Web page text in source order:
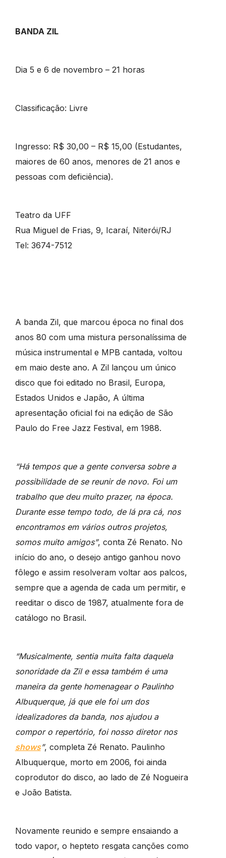
BANDA ZIL
Dia 5 e 6 de novembro – 21 horas
Classificação: Livre
Ingresso: R$ 30,00 – R$ 15,00 (Estudantes,
maiores de 60 anos, menores de 21 anos e
pessoas com deficiência).
Teatro da UFF
Rua Miguel de Frias, 9, Icaraí, Niterói/RJ
Tel: 3674-7512
A banda Zil, que marcou época no final dos
anos 80 com uma mistura personalíssima de
música instrumental e MPB cantada, voltou
em maio deste ano. A Zil lançou um único
disco que foi editado no Brasil, Europa,
Estados Unidos e Japão, A última
apresentação oficial foi na edição de São
Paulo do Free Jazz Festival, em 1988.
“Há tempos que a gente conversa sobre a
possibilidade de se reunir de novo. Foi um
trabalho que deu muito prazer, na época.
Durante esse tempo todo, de lá pra cá, nos
encontramos em vários outros projetos,
somos muito amigos”, conta Zé Renato. No
início do ano, o desejo antigo ganhou novo
fôlego e assim resolveram voltar aos palcos,
sempre que a agenda de cada um permitir, e
reeditar o disco de 1987, atualmente fora de
catálogo no Brasil.
“Musicalmente, sentia muita falta daquela
sonoridade da Zil e essa também é uma
maneira da gente homenagear o Paulinho
Albuquerque, já que ele foi um dos
idealizadores da banda, nos ajudou a
compor o repertório, foi nosso diretor nos
shows”, completa Zé Renato. Paulinho
Albuquerque, morto em 2006, foi ainda
coprodutor do disco, ao lado de Zé Nogueira
e João Batista.
Novamente reunido e sempre ensaiando a
todo vapor, o hepteto resgata canções como